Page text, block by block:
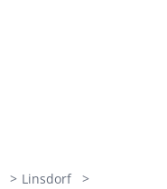
Linsdorf